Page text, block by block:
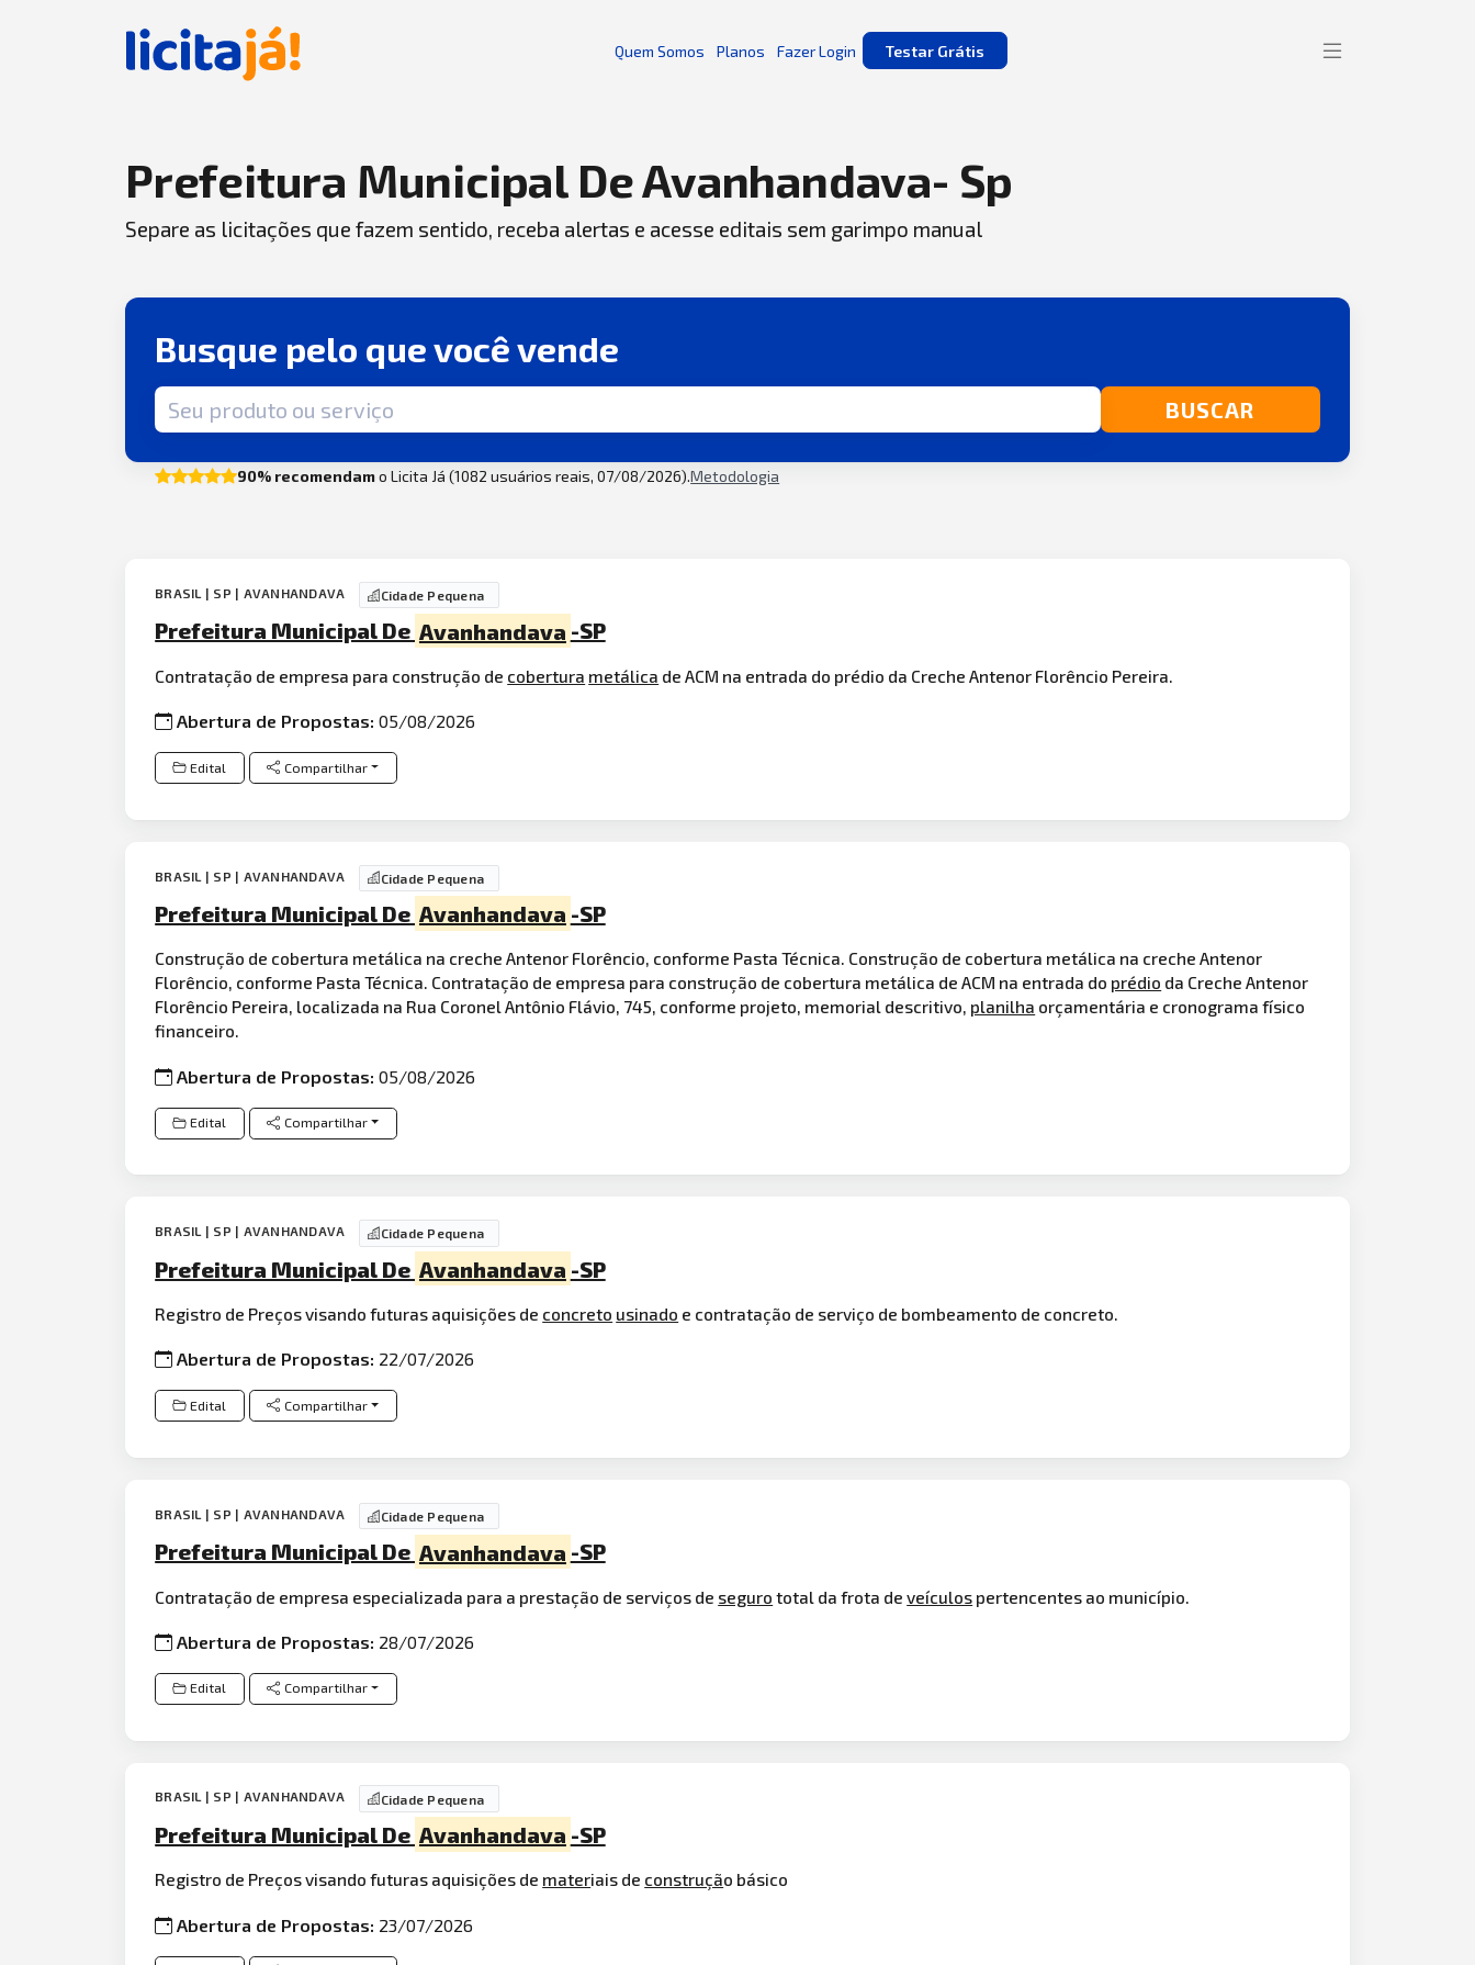
Quem Somos Planos Fazer Login Testar Grátis
Prefeitura Municipal De Avanhandava- Sp
Separe as licitações que fazem sentido, receba alertas e acesse editais sem garimpo manual
Busque pelo que você vende
Termo de busca BUSCAR
90% recomendamo Licita Já (1082 usuários reais, 07/08/2026).Metodologia
BRASIL | SP | AVANHANDAVA Cidade Pequena
Prefeitura Municipal De Avanhandava -SP
Contratação de empresa para construção de cobertura metálica de ACM na entrada do prédio da Creche Antenor Florêncio Pereira.
Abertura de Propostas:05/08/2026
Edital Compartilhar
BRASIL | SP | AVANHANDAVA Cidade Pequena
Prefeitura Municipal De Avanhandava -SP
Construção de cobertura metálica na creche Antenor Florêncio, conforme Pasta Técnica. Construção de cobertura metálica na creche Antenor
Florêncio, conforme Pasta Técnica. Contratação de empresa para construção de cobertura metálica de ACM na entrada do prédio da Creche Antenor
Florêncio Pereira, localizada na Rua Coronel Antônio Flávio, 745, conforme projeto, memorial descritivo, planilha orçamentária e cronograma físico
financeiro.
Abertura de Propostas:05/08/2026
Edital Compartilhar
BRASIL | SP | AVANHANDAVA Cidade Pequena
Prefeitura Municipal De Avanhandava -SP
Registro de Preços visando futuras aquisições de concreto usinado e contratação de serviço de bombeamento de concreto.
Abertura de Propostas: 22/07/2026
Edital Compartilhar
BRASIL | SP | AVANHANDAVA Cidade Pequena
Prefeitura Municipal De Avanhandava -SP
Contratação de empresa especializada para a prestação de serviços de seguro total da frota deveículos pertencentes ao município.
Abertura de Propostas: 28/07/2026
Edital Compartilhar
BRASIL | SP | AVANHANDAVA Cidade Pequena
Prefeitura Municipal De Avanhandava -SP
Registro de Preços visando futuras aquisições de materiais de construção básico
Abertura de Propostas: 23/07/2026